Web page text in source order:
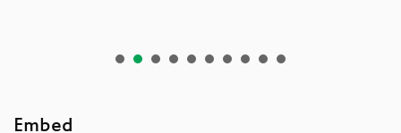
Embed